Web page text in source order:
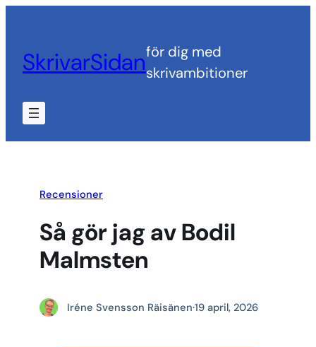
innehåll
SkrivarSidanför dig med
skrivambitioner
Recensioner
Så gör jag av Bodil
Malmsten
Iréne Svensson Räisänen·19 april, 2026